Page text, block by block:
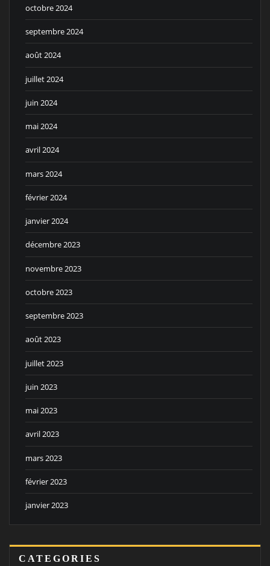
octobre 2024
septembre 2024
août 2024
juillet 2024
juin 2024
mai 2024
avril 2024
mars 2024
février 2024
janvier 2024
décembre 2023
novembre 2023
octobre 2023
septembre 2023
août 2023
juillet 2023
juin 2023
mai 2023
avril 2023
mars 2023
février 2023
janvier 2023
CATEGORIES